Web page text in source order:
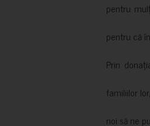
pentru
pentru că
Prin
familiilor
noi să ne